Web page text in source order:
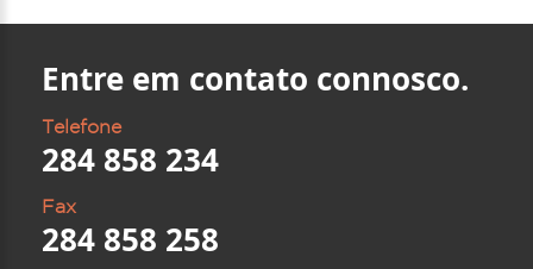
Entre em contato connosco.
Telefone
284 858 234
Fax
284 858 258